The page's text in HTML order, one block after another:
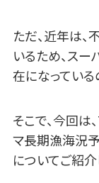
ただ、近年は
いるため、ス
在になっている
そこで、今回は
マ長期漁海況
についてご紹介